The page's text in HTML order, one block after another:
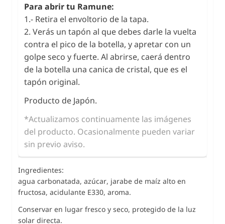
Para abrir tu Ramune:
1.- Retira el envoltorio de la tapa.
2. Verás un tapón al que debes darle la vuelta
contra el pico de la botella, y apretar con un
golpe seco y fuerte. Al abrirse, caerá dentro
de la botella una canica de cristal, que es el
tapón original.
Producto de Japón.
*Actualizamos continuamente las imágenes
del producto. Ocasionalmente pueden variar
sin previo aviso.
Ingredientes:
agua carbonatada, azúcar, jarabe de maíz alto en
fructosa, acidulante E330, aroma.
Conservar en lugar fresco y seco, protegido de la luz
solar directa.